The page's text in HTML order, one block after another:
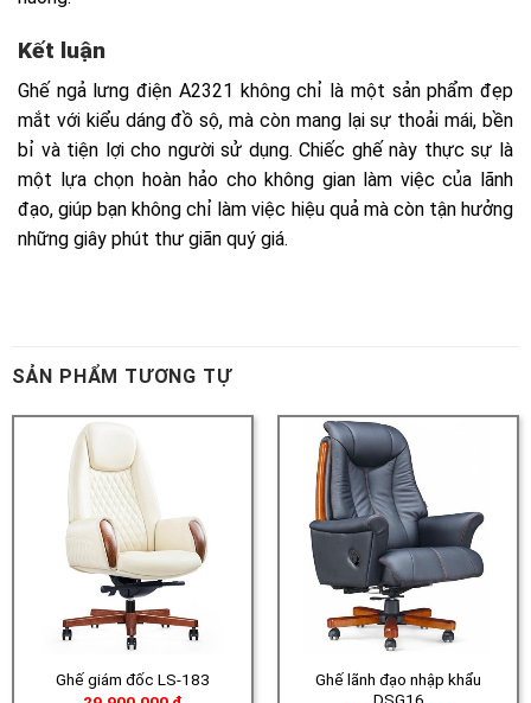
SẢN PHẨM TƯƠNG TỰ
Ghế giám đốc LS-183
Ghế lãnh đạo nhập khẩu
DSG16